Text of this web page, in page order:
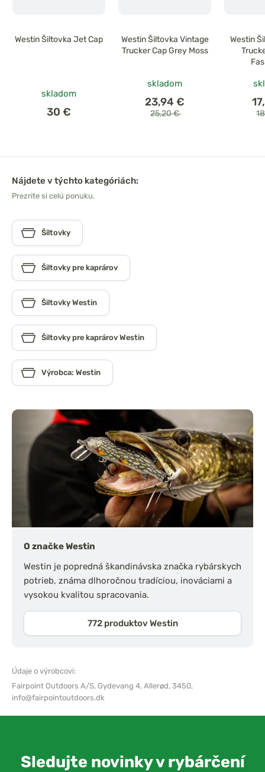
Westin Šiltovka Jet Cap
skladom
30 €
Westin Šiltovka Vintage
Trucker Cap Grey Moss
skladom
23,94 €
25,20 €
Westin
Nájdete v týchto kategóriách:
Prezrite si celú ponuku.
Šiltovky
Šiltovky pre kaprárov
Šiltovky Westin
Šiltovky pre kaprárov Westin
Výrobca: Westin
O značke Westin
Westin je popredná škandinávska značka rybárskych
potrieb, známa dlhoročnou tradíciou, inováciami a
vysokou kvalitou spracovania.
772 produktov Westin
Údaje o výrobcovi:
Fairpoint Outdoors A/S, Gydevang 4, Allerød, 3450,
info@fairpointoutdoors.dk
Sledujte novinky v rybárčení